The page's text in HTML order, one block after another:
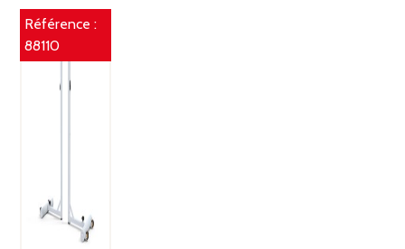
Référence :
88110